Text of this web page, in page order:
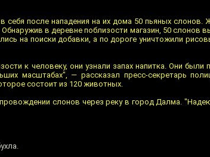
себя после нападения на их дома 50 пьяных слонов.
в деревне поблизости магазин, 50 слонов
на поиски добавки, а по дороге уничтожили
к человеку, они узнали запах напитка. Они были
масштабах", — рассказал пресс-секретарь
состоит из 120 животных.
слонов через реку в город Далма.